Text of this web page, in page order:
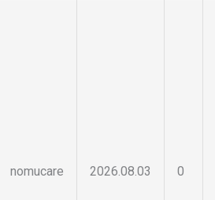
nomucare 2026.08.03 0